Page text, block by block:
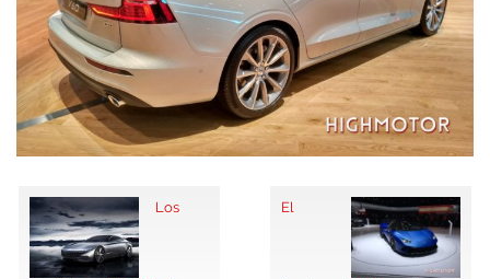
Los El